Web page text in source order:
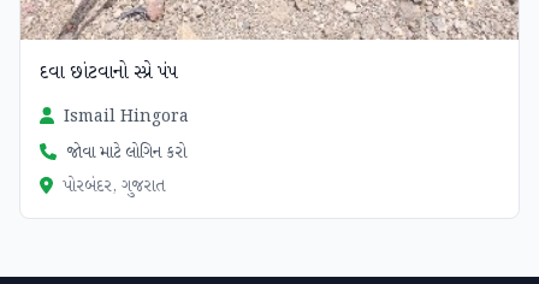
દવા છાંટવાનો સ્પ્રે પંપ
Ismail Hingora
જોવા માટે લોગિન કરો
પોરબંદર, ગુજરાત